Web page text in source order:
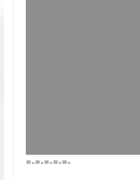
=-=-=-=-=-